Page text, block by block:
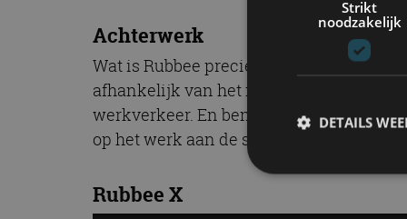
Achterwerk
Wat is Rubbee precies? Heel simpel:
afhankelijk van het model – 16 tot 48
werkverkeer. En ben je op je
op het werk aan de stekker.
Rubbee X
Strikt
noodzakelijk
DETAILS